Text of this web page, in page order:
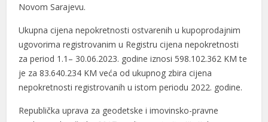
Novom Sarajevu.
Ukupna cijena nepokretnosti ostvarenih u kupoprodajnim
ugovorima registrovanim u Registru cijena nepokretnosti
za period 1.1– 30.06.2023. godine iznosi 598.102.362 KM te
je za 83.640.234 KM veća od ukupnog zbira cijena
nepokretnosti registrovanih u istom periodu 2022. godine.
Republička uprava za geodetske i imovinsko-pravne